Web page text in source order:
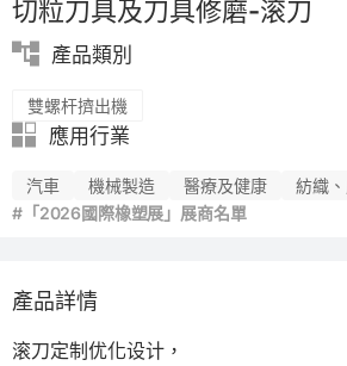
切粒刀具及刀具修磨-滚刀
產品類別
雙螺杆擠出機
應用行業
汽車 機械製造 醫療及健康 紡織
#「2026國際橡塑展」展商名單
產品詳情
滚刀定制优化设计，